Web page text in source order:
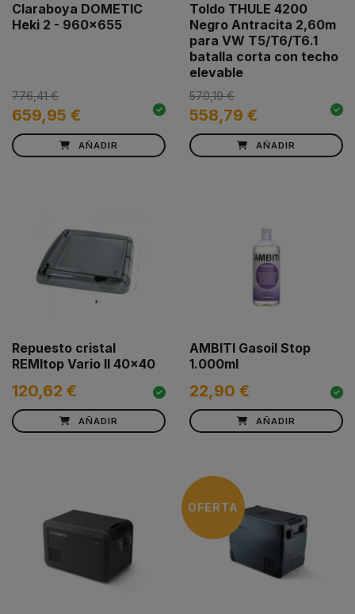
Claraboya DOMETIC
Heki 2 - 960x655
659,95 €
776,41 €
AÑADIR
Toldo THULE 4200
Negro Antracita 2,60m
para VW T5/T6/T6.1
batalla corta con techo
elevable
558,79 €
570,19 €
AÑADIR
Repuesto cristal
REMItop Vario II 40x40
120,62 €
AÑADIR
AMBITI Gasoil Stop
1.000ml
22,90 €
AÑADIR
OFERTA